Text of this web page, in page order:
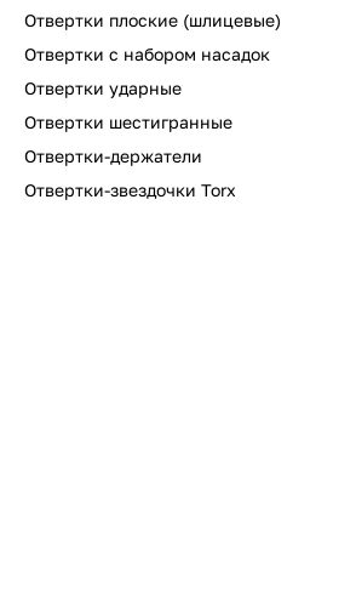
Отвертки плоские (шлицевые)
Отвертки с набором насадок
Отвертки ударные
Отвертки шестигранные
Отвертки-держатели
Отвертки-звездочки Torx